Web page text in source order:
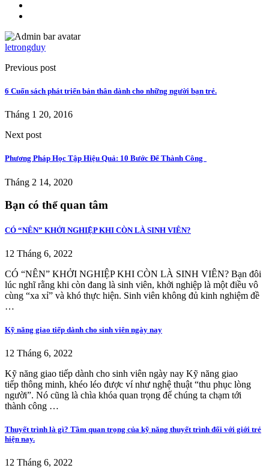
letrongduy
Previous post
6 Cuốn sách phát triển bản thân dành cho những người bạn trẻ.
Tháng 1 20, 2016
Next post
Phương Pháp Học Tập Hiệu Quả: 10 Bước Để Thành Công
Tháng 2 14, 2020
Bạn có thể quan tâm
CÓ “NÊN” KHỞI NGHIỆP KHI CÒN LÀ SINH VIÊN?
12 Tháng 6, 2022
CÓ “NÊN” KHỞI NGHIỆP KHI CÒN LÀ SINH VIÊN? Bạn đôi
lúc nghĩ rằng khi còn đang là sinh viên, khởi nghiệp là một điều vô
cùng “xa xỉ” và khó thực hiện. Sinh viên không đủ kinh nghiệm đề
…
Kỹ năng giao tiếp dành cho sinh viên ngày nay
12 Tháng 6, 2022
Kỹ năng giao tiếp dành cho sinh viên ngày nay Kỹ năng giao
tiếp thông minh, khéo léo được ví như nghệ thuật “thu phục lòng
người”. Nó cũng là chìa khóa quan trọng để chúng ta chạm tới
thành công …
Thuyết trình là gì? Tầm quan trọng của kỹ năng thuyết trình đối với giới trẻ
hiện nay.
12 Tháng 6, 2022